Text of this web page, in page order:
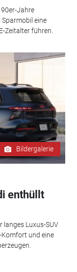
Jahre
eine
Zeitalter führen.
Bildergalerie
enthüllt
langes Luxus-SUV
Komfort und eine